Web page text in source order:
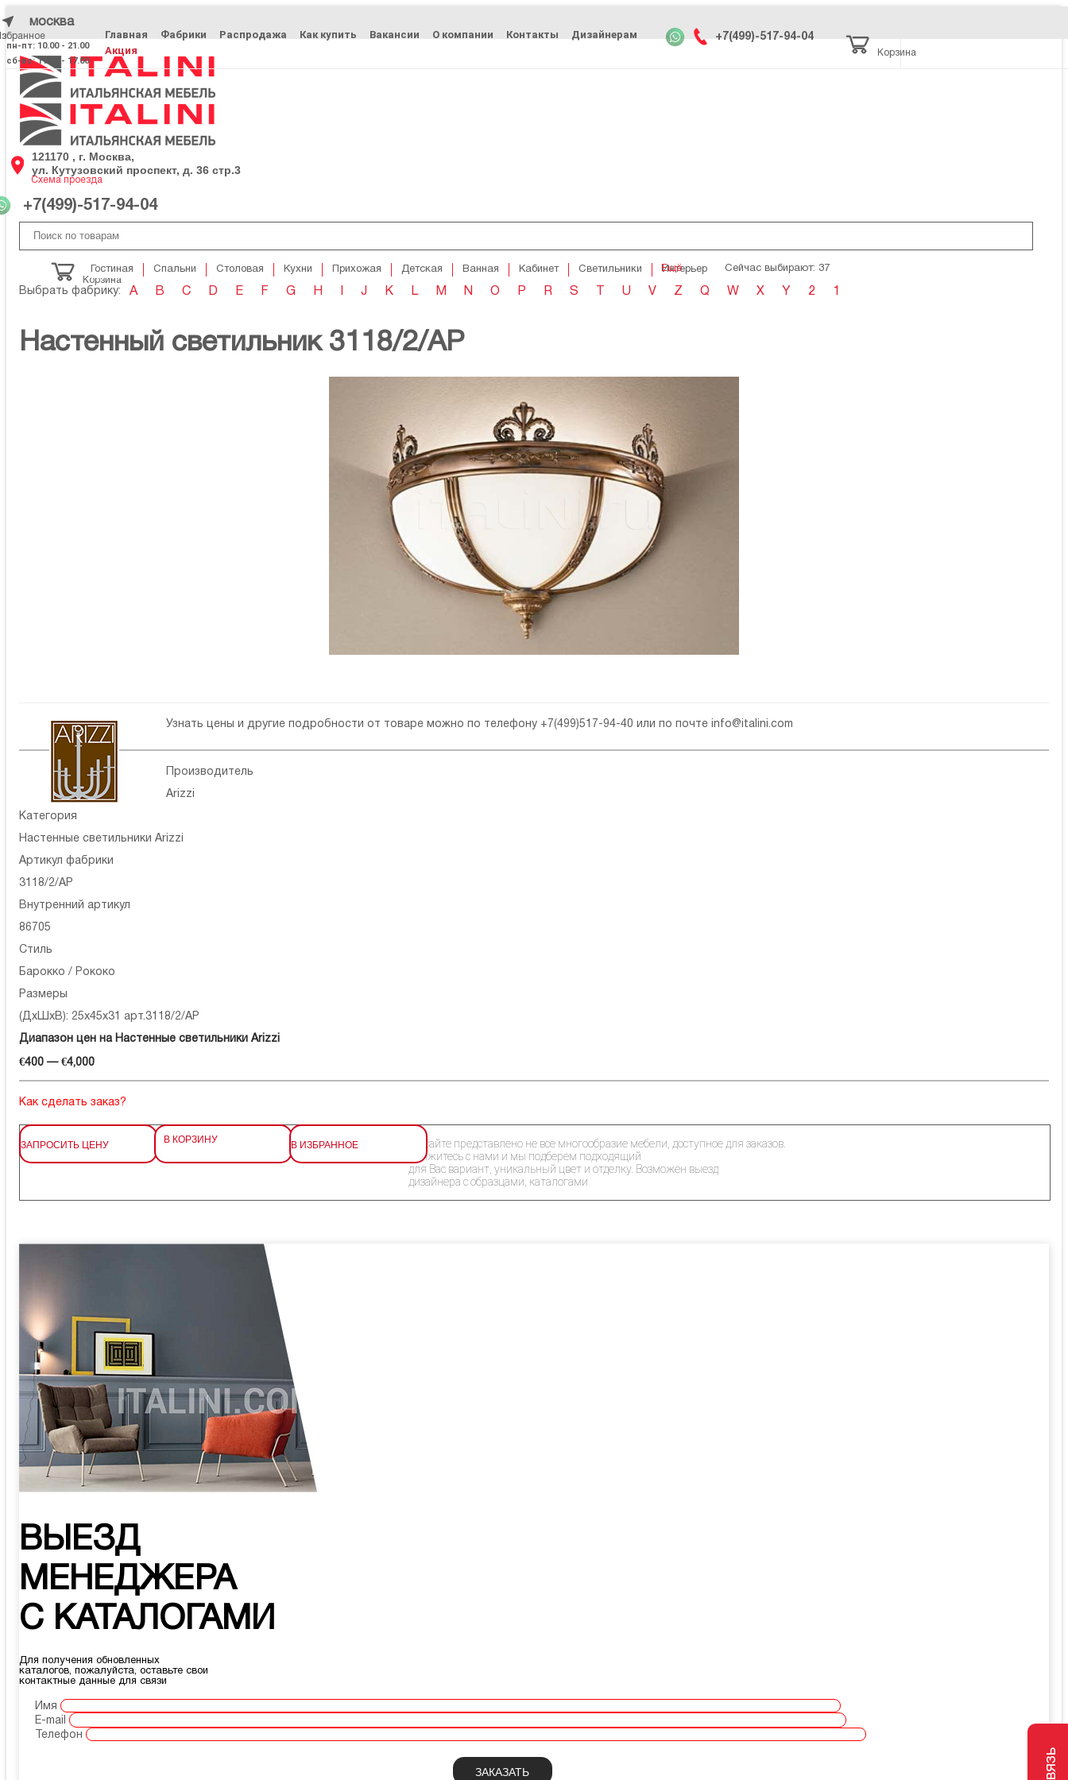
москва
пн-пт: 10.00 - 21.00
сб-вс: 11.00 - 17.00
Главная Фабрики Распродажа Как купить Вакансии О компании Контакты
Дизайнерам
Акция
+7(499)-517-94-04
Корзина
121170 , г. Москва,
ул. Кутузовский проспект, д. 36 стр.3
Схема проезда
+7(499)-517-94-04
Корзина
Ещё
Гостиная Спальни Столовая Кухни Прихожая Детская Ванная Кабинет Светильники Интерьер Сейчас выбирают: 37
Выбрать фабрику: A B C D E F G H J K L M N O P R S U V Z Q W X Y 2 1
Настенный светильник 3118/2/AP
Узнать цены и другие подробности от товаре можно по телефону +7(499)517-94-40 или по почте info@italini.com
Производитель
Arizzi
Категория
Настенные светильники Arizzi
Артикул фабрики
3118/2/AP
Внутренний артикул
86705
Стиль
Барокко / Рококо
Размеры
(ДхШхВ): 25x45x31 арт.3118/2/AP
Диапазон цен на Настенные светильники Arizzi
€400 — €4,000
Как сделать заказ?
ЗАПРОСИТЬ ЦЕНУ В КОРЗИНУ В ИЗБРАННОЕ
На сайте представлено не все многообразие мебели, доступное для заказов.
Свяжитесь с нами и мы подберем подходящий
для Вас вариант, уникальный цвет и отделку. Возможен выезд
дизайнера с образцами, каталогами
ВЫЕЗД
МЕНЕДЖЕРА
С КАТАЛОГАМИ
Для получения обновленных
каталогов, пожалуйста, оставьте свои
контактные данные для связи
Имя
E-mail
Телефон